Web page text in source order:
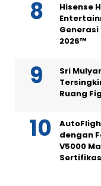
Hisense
Generasi
2026™
Sri
Ruang
dengan
V5000